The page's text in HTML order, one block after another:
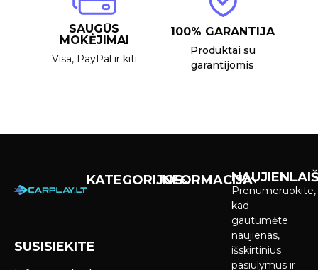
SAUGŪS
MOKĖJIMAI
Visa, PayPal ir kiti
100% GARANTIJA
Produktai su
garantijomis
SUSISIEKITE
KATEGORIJOSINFORMACIJA
Prenumeruokite,
kad
gautumėte
naujienas,
išskirtinius
pasiūlymus ir